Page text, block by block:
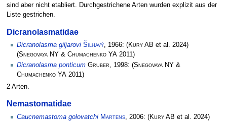
sind aber nicht etabliert. Durchgestrichene Arten wurden explizit aus der
Liste gestrichen.
Dicranolasmatidae
Dicranolasma giljarovi Šilhavý, 1966: (Kury AB et al. 2024)
(Snegovaya NY & Chumachenko YA 2011)
Dicranolasma ponticum Gruber , 1998: (Snegovaya NY &
Chumachenko YA 2011)
2 Arten.
Nemastomatidae
Caucnemastoma golovatchi Martens, 2006: (Kury AB et al. 2024)